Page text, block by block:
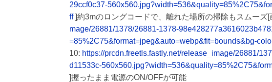
29ccf0c37-
ff]約3mのロングコードで、離れた場所の掃除もスムーズ[
mage/26881/1378/26881-1378-
=85%2C75&format=jpeg&auto=webp&fit=bounds&bg-
10: https://prcdn.freetls.fastly.net/release_image/26881/
d11533c-
]握ったまま電源のON/OFFが可能